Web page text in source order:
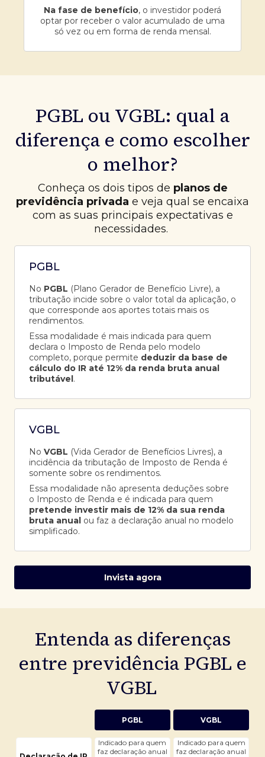
Na fase de benefício, o investidor poderá
optar por receber o valor acumulado de uma
só vez ou em forma de renda mensal.
PGBL ou VGBL: qual a
diferença e como escolher
o melhor?
Conheça os dois tipos de planos de
previdência privada e veja qual se encaixa
com as suas principais expectativas e
necessidades.
PGBL
No PGBL (Plano Gerador de Benefício Livre), a
tributação incide sobre o valor total da aplicação, o
que corresponde aos aportes totais mais os
rendimentos.
Essa modalidade é mais indicada para quem
declara o Imposto de Renda pelo modelo
completo, porque permite deduzir da base de
cálculo do IR até 12% da renda bruta anual
tributável.
VGBL
No VGBL (Vida Gerador de Benefícios Livres), a
incidência da tributação de Imposto de Renda é
somente sobre os rendimentos.
Essa modalidade não apresenta deduções sobre
o Imposto de Renda e é indicada para quem
pretende investir mais de 12% da sua renda
bruta anual ou faz a declaração anual no modelo
simplificado.
Invista agora
Entenda as diferenças
entre previdência PGBL e
VGBL
PGBL VGBL
Indicado para quem
faz declaração anual
Indicado para quem
faz declaração anual